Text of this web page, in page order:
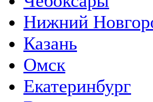
Нижний
Казань
Омск
Екатеринбург